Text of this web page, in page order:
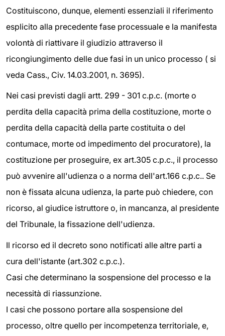
Costituiscono, dunque, elementi essenziali il riferimento
esplicito alla precedente fase processuale e la manifesta
volontà di riattivare il giudizio attraverso il
ricongiungimento delle due fasi in un unico processo ( si
veda Cass., Civ. 14.03.2001, n. 3695).
Nei casi previsti dagli artt. 299 - 301 c.p.c. (morte o
perdita della capacità prima della costituzione, morte o
perdita della capacità della parte costituita o del
contumace, morte od impedimento del procuratore), la
costituzione per proseguire, ex art.305 c.p.c., il processo
può avvenire all'udienza o a norma dell'art.166 c.p.c.. Se
non è fissata alcuna udienza, la parte può chiedere, con
ricorso, al giudice istruttore o, in mancanza, al presidente
del Tribunale, la fissazione dell'udienza.
Il ricorso ed il decreto sono notificati alle altre parti a
cura dell'istante (art.302 c.p.c.).
Casi che determinano la sospensione del processo e la
necessità di riassunzione.
I casi che possono portare alla sospensione del
processo, oltre quello per incompetenza territoriale, e,